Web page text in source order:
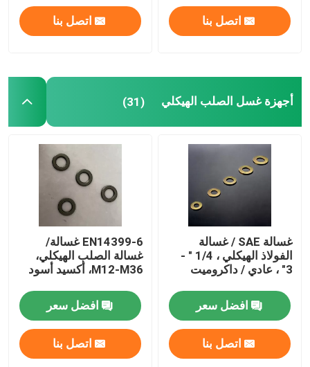
المنتجات
حول بنا
ضبط الجودة
طلب اقتباس
غسالة الفولاذ المسطحة
اتصل بنا اتصل بنا
أجهزة غسل الصلب الهيكلي (31)
غسالة SAE / غسالة
الفولاذ الهيكلي ، 1/4 " -
3" ، عادي / داكروميت
افضل سعر
اتصل بنا
EN14399-6 غسالة/
غسالة الصلب الهيكلي،
M12-M36، أكسيد أسود
افضل سعر
اتصل بنا